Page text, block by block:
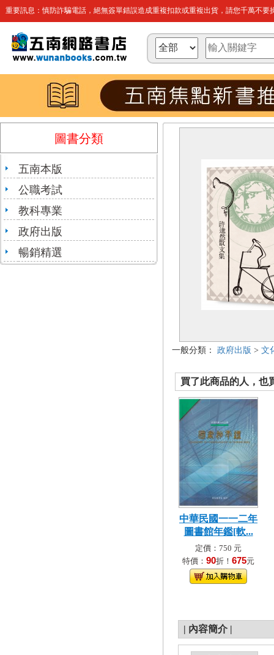
重要訊息：慎防詐騙電話，絕無簽單錯誤造成重複扣款或重複出貨，請您千萬不要
圖書分類
五南本版
公職考試
教科專業
政府出版
暢銷精選
一般分類： 政府出版 > 文
買了此商品的人，也
中華民國一一二年
圖書館年鑑[軟...
定價：750 元
特價： 90折！ 675元
| 內容簡介 |